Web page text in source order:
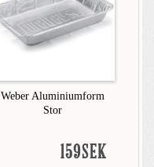
Weber Aluminiumform
Stor
159SEK